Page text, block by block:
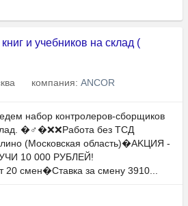
и учебников на склад (
компания: ANCOR
набор контролеров-сборщиков
�‍♂️�❌❌Работа без ТСД
(Московская область)�АKЦИЯ -
10 000 PУБЛEЙ!
смен�Ставка за смену 3910...